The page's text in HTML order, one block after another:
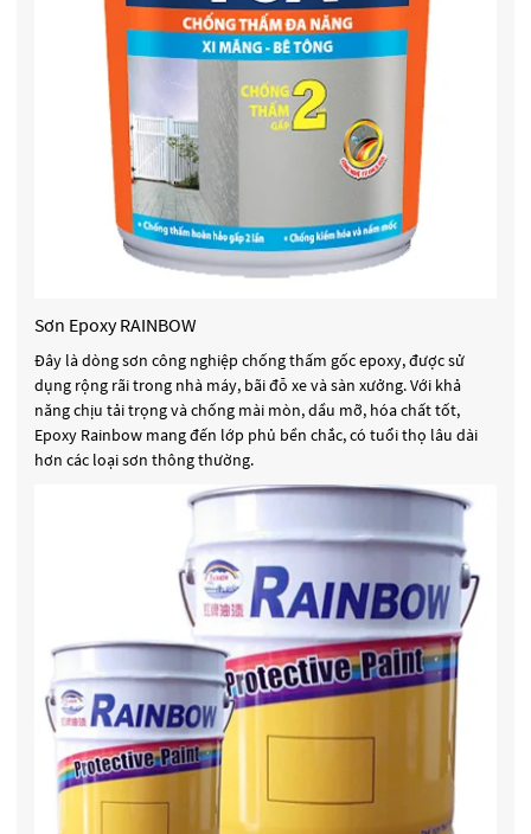
Sơn Epoxy RAINBOW
Đây là dòng sơn công nghiệp chống thấm gốc epoxy, được sử
dụng rộng rãi trong nhà máy, bãi đỗ xe và sàn xưởng. Với khả
năng chịu tải trọng và chống mài mòn, dầu mỡ, hóa chất tốt,
Epoxy Rainbow mang đến lớp phủ bền chắc, có tuổi thọ lâu dài
hơn các loại sơn thông thường.